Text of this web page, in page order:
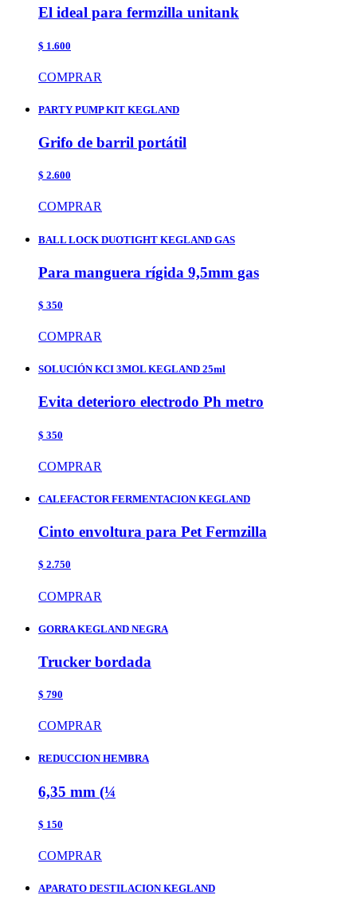
El ideal para fermzilla unitank
$ 1.600
COMPRAR
PARTY PUMP KIT KEGLAND
Grifo de barril portátil
$ 2.600
COMPRAR
BALL LOCK DUOTIGHT KEGLAND GAS
Para manguera rígida 9,5mm gas
$ 350
COMPRAR
SOLUCIÓN KCI 3MOL KEGLAND 25ml
Evita deterioro electrodo Ph metro
$ 350
COMPRAR
CALEFACTOR FERMENTACION KEGLAND
Cinto envoltura para Pet Fermzilla
$ 2.750
COMPRAR
GORRA KEGLAND NEGRA
Trucker bordada
$ 790
COMPRAR
REDUCCION HEMBRA
6,35 mm (¼
$ 150
COMPRAR
APARATO DESTILACION KEGLAND